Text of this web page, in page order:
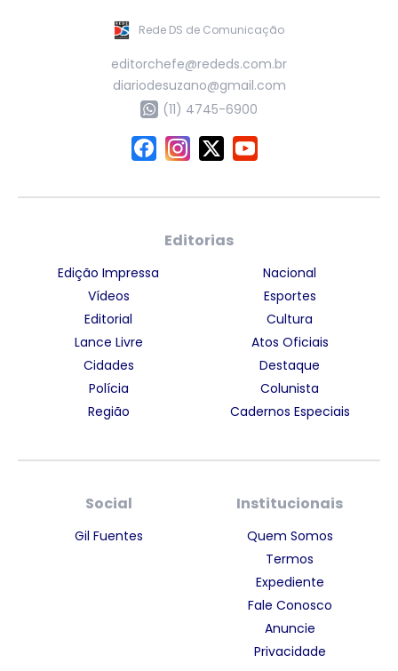
Rede DS de Comunicação
editorchefe@rededs.com.br
diariodesuzano@gmail.com
(11) 4745-6900
Editorias
Edição Impressa
Vídeos
Editorial
Lance Livre
Cidades
Polícia
Região
Nacional
Esportes
Cultura
Atos Oficiais
Destaque
Colunista
Cadernos Especiais
Social
Gil Fuentes
Institucionais
Quem Somos
Termos
Expediente
Fale Conosco
Anuncie
Privacidade